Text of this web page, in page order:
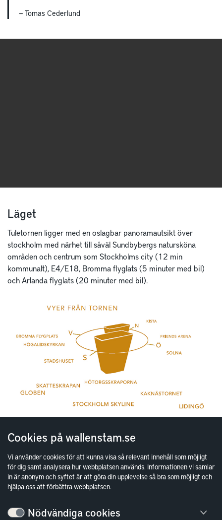
Cookies på wallenstam.se
Vi använder cookies för att kunna visa så relevant innehåll som möjligt
för dig samt analysera hur webbplatsen används. Informationen vi samlar
in är anonym och syftet är att göra din upplevelse så bra som möjligt och
hjälpa oss att förbättra webbplatsen.
Nödvändiga cookies
— Tomas Cederlund
Läget
Tuletornen ligger med en oslagbar panoramautsikt över
stockholm med närhet till såväl Sundbybergs natursköna
områden och centrum som Stockholms city (12 min
kommunalt), E4/E18, Bromma flyglats (5 minuter med bil)
och Arlanda flyglats (20 minuter med bil).